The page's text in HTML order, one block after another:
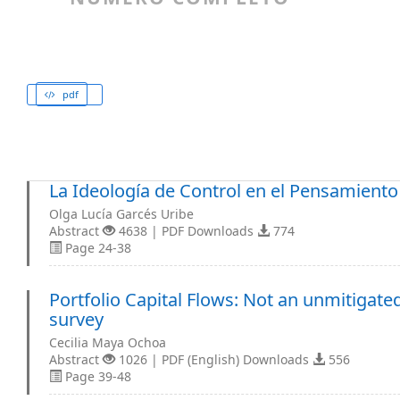
pdf
La Ideología de Control en el
Olga Lucía Garcés Uribe
Abstract
4638 | PDF Downloads
774
Page 24-38
Portfolio Capital Flows: Not an
survey
Cecilia Maya Ochoa
Abstract
1026 | PDF (English) Downloads
556
Page 39-48